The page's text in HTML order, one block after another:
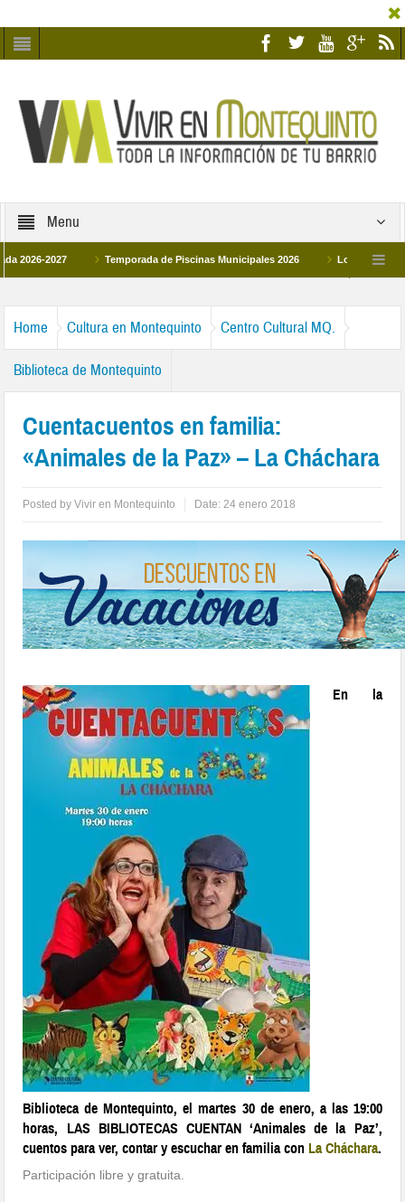
Menu
2027 Temporada de Piscinas Municipales 2026 Los Campus de
Home Cultura en Montequinto Centro Cultural MQ.
Biblioteca de Montequinto
Cuentacuentos en familia:
«Animales de la Paz» – La Cháchara
Posted byVivir en Montequinto Date:24 enero 2018
En la
Biblioteca de Montequinto, el martes 30 de enero, a las 19:00
horas, LAS BIBLIOTECAS CUENTAN ‘Animales de la Paz’,
cuentos para ver, contar y escuchar en familia con La Cháchara.
Participación libre y gratuita.